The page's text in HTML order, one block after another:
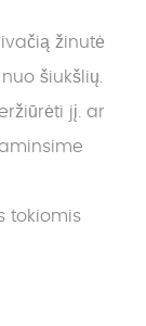
žinutė
šiukšlių.
jį. ar
tokiomis